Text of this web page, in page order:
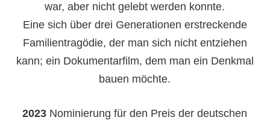
war, aber nicht gelebt werden konnte.
Eine sich über drei Generationen erstreckende
Familientragödie, der man sich nicht entziehen
kann; ein Dokumentarfilm, dem man ein Denkmal
bauen möchte.
2023 Nominierung für den Preis der deutschen